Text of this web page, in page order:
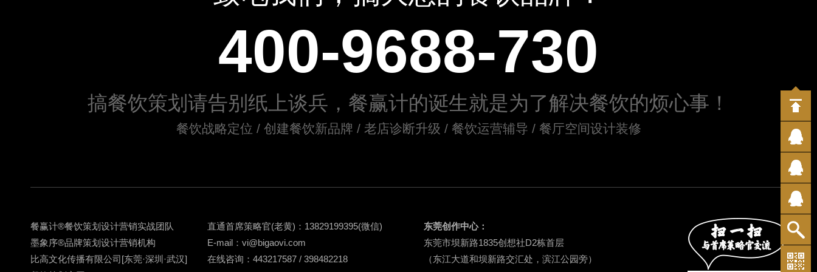
400-9688-730
搞餐饮策划请告别纸上谈兵，餐赢计的诞生就是为了解决餐饮的烦心事！
餐饮战略定位 / 创建餐饮新品牌 / 老店诊断升级 / 餐饮运营辅导 / 餐厅空间设计装修
餐赢计®餐饮策划设计营销实战团队
墨象序®品牌策划设计营销机构
比高文化传播有限公司[东莞·深圳·武汉]
直通首席策略官(老黄)： 13829199395(微信)
E-mail：vi@bigaovi.com
在线咨询：443217587 / 398482218
东莞创作中心：
东莞市坝新路1835创想社D2栋首层
（东江大道和坝新路交汇处，滨江公园旁）